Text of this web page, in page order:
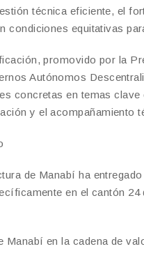
técnica eficiente, el
condiciones equitativas
promovido por la
Autónomos
concretas en temas
y el acompañamiento
de Manabí ha
en el cantón
Manabí en la cadena de